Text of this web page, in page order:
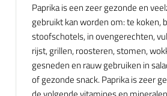
Paprika is een zeer gezonde en
gebruikt kan worden om: te koken,
stoofschotels, in ovengerechten,
rijst, grillen, roosteren, stomen,
gesneden en rauw gebruiken in
of gezonde snack. Paprika is zeer